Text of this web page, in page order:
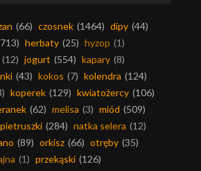
(66) czosnek (1464) dipy (44)
herbaty (25) hyzop (1)
(12) jogurt (554) kapary (8)
(43) kokos (7) kolendra (124)
koperek (129) kwiatożercy (106)
(62) melisa (3) miód (509)
(284) natka selera (12)
(89) orkisz (66) otręby (35)
(1) przekąski (126)